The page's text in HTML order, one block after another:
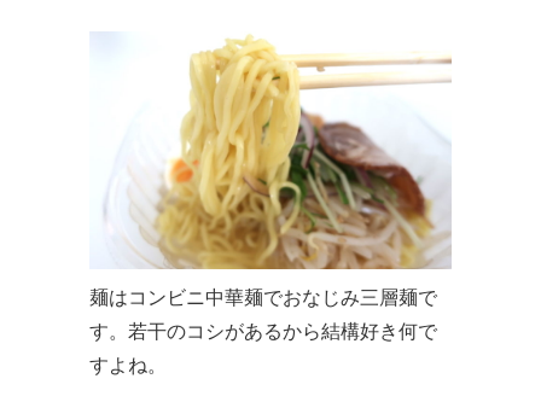
麺はコンビニ中華麺でおなじみ三層麺で
す。若干のコシがあるから結構好き何で
すよね。